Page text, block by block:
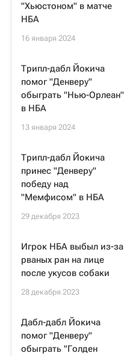
"Хьюстоном" в матче
НБА
16 января 2024
Трипл-дабл Йокича
помог "Денверу"
обыграть "Нью-Орлеан"
в НБА
13 января 2024
Трипл-дабл Йокича
принес "Денверу"
победу над
"Мемфисом" в НБА
29 декабря 2023
Игрок НБА выбыл из-за
рваных ран на лице
после укусов собаки
28 декабря 2023
Дабл-дабл Йокича
помог "Денверу"
обыграть "Голден